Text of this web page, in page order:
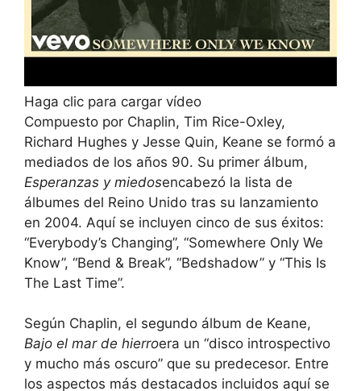
Haga clic para cargar vídeo
Compuesto por Chaplin, Tim Rice-Oxley,
Richard Hughes y Jesse Quin, Keane se formó a
mediados de los años 90. Su primer álbum,
Esperanzas y miedosencabezó la lista de
álbumes del Reino Unido tras su lanzamiento
en 2004. Aquí se incluyen cinco de sus éxitos:
“Everybody’s Changing”, “Somewhere Only We
Know”, “Bend & Break”, “Bedshadow” y “This Is
The Last Time”.
Según Chaplin, el segundo álbum de Keane,
Bajo el mar de hierroera un “disco introspectivo
y mucho más oscuro” que su predecesor. Entre
los aspectos más destacados incluidos aquí se